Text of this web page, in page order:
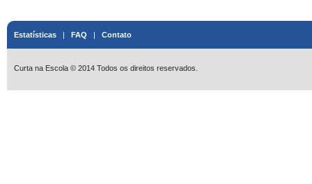
Estatísticas | FAQ | Contato
Curta na Escola © 2014 Todos os direitos reservados.